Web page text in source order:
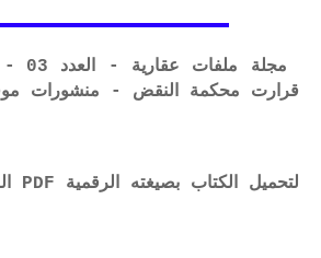
قرارت محكمة النقض - منشورات
لتحميل الكتاب بصيغته الرقمية PDF الرابط أذناه: